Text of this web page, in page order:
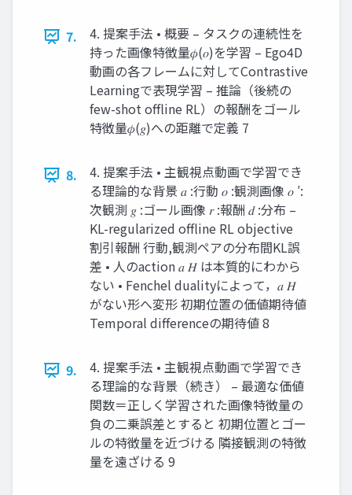
7.
4. 提案手法 • 概要 – タスクの連続性を
持った画像特徴量𝜙(𝑜)を学習 – Ego4D
動画の各フレームに対してContrastive
Learningで表現学習 – 推論（後続の
few-shot offline RL）の報酬をゴール
特徴量𝜙(𝑔)への距離で定義 7
8.
4. 提案手法 • 主観視点動画で学習でき
る理論的な背景 𝑎 :行動 𝑜 :観測画像 𝑜 ′:
次観測 𝑔 :ゴール画像 𝑟 :報酬 𝑑 :分布 –
KL-regularized offline RL objective
割引報酬 行動,観測ペアの分布間KL誤
差 • 人のaction 𝑎 𝐻 は本質的にわから
ない • Fenchel dualityによって，𝑎 𝐻
がない形へ変形 初期位置の価値期待値
Temporal differenceの期待値 8
9.
4. 提案手法 • 主観視点動画で学習でき
る理論的な背景（続き） – 最適な価値
関数＝正しく学習された画像特徴量の
負の二乗誤差とすると 初期位置とゴー
ルの特徴量を近づける 隣接観測の特徴
量を遠ざける 9